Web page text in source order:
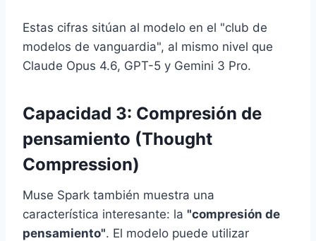
Estas cifras sitúan al modelo en el "club de
modelos de vanguardia", al mismo nivel que
Claude Opus 4.6, GPT-5 y Gemini 3 Pro.
Capacidad 3: Compresión de
pensamiento (Thought
Compression)
Muse Spark también muestra una
característica interesante: la "compresión de
pensamiento". El modelo puede utilizar